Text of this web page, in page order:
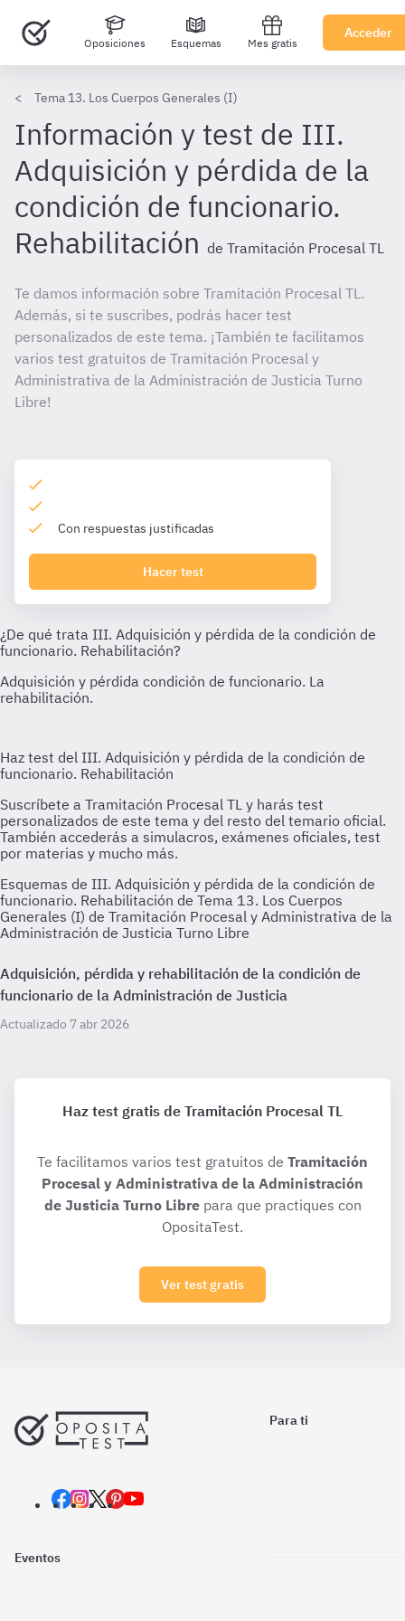
Oposiciones Esquemas Mes gratis
Acceder
Tema 13. Los Cuerpos Generales (I)
Información y test de III.
Adquisición y pérdida de la
condición de funcionario.
Rehabilitación de Tramitación Procesal TL
Te damos información sobre Tramitación Procesal TL.
Además, si te suscribes, podrás hacer test
personalizados de este tema. ¡También te facilitamos
varios test gratuitos de Tramitación Procesal y
Administrativa de la Administración de Justicia Turno
Libre!
Con respuestas justificadas
Hacer test
Esquemas de III. Adquisición y pérdida de la condición de
funcionario. Rehabilitación de Tema 13. Los Cuerpos
Generales (I) de Tramitación Procesal y Administrativa de la
Administración de Justicia Turno Libre
Adquisición, pérdida y rehabilitación de la condición de
funcionario de la Administración de Justicia
Actualizado 7 abr 2026
Haz test gratis de Tramitación Procesal TL
Te facilitamos varios test gratuitos de Tramitación
Procesal y Administrativa de la Administración
de Justicia Turno Librepara que practiques con
OpositaTest.
Ver test gratis
Para ti
Eventos